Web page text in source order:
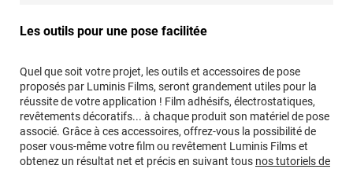
Les outils pour une pose facilitée
Quel que soit votre projet, les outils et accessoires de pose
proposés par Luminis Films, seront grandement utiles pour la
réussite de votre application ! Film adhésifs, électrostatiques,
revêtements décoratifs... à chaque produit son matériel de pose
associé. Grâce à ces accessoires, offrez-vous la possibilité de
poser vous-même votre film ou revêtement Luminis Films et
obtenez un résultat net et précis en suivant tous nos tutoriels de